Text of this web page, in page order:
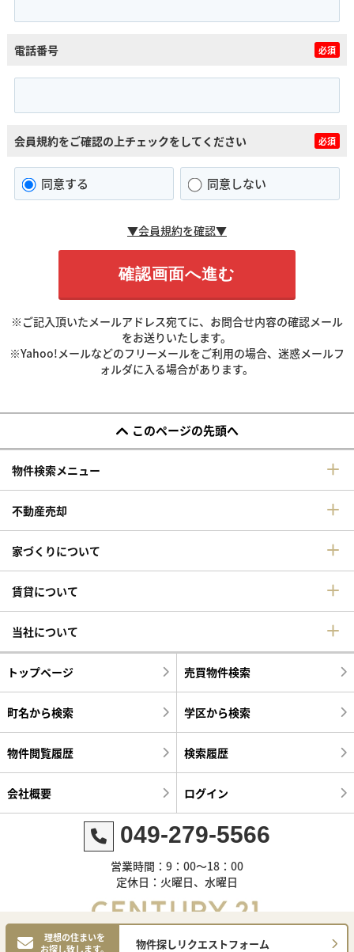
理想の住まいを
お探し致します。
物件探しリクエストフォーム
電話番号 必須
会員規約をご確認の上チェックをしてください 必須
同意する 同意しない
▼会員規約を確認▼
※ご記入頂いたメールアドレス宛てに、お問合せ内容の確認メール
をお送りいたします。
※Yahoo!メールなどのフリーメールをご利用の場合、迷惑メールフ
ォルダに入る場合があります。
このページの先頭へ
物件検索メニュー
不動産売却
家づくりについて
賃貸について
当社について
トップページ 売買物件検索
町名から検索 学区から検索
物件閲覧履歴 検索履歴
会社概要 ログイン
049-279-5566
営業時間：9：00～18：00
定休日：火曜日、水曜日